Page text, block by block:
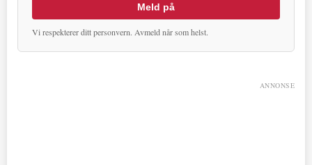
Meld på
Vi respekterer ditt personvern. Avmeld når som helst.
ANNONSE